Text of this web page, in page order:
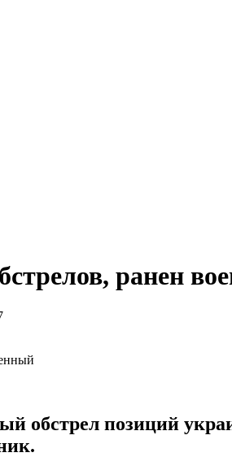
ранен
обстрел позиций